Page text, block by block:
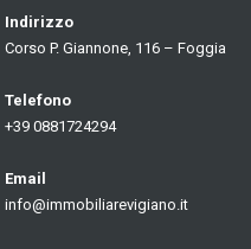
Indirizzo
Corso P. Giannone, 116 – Foggia
Telefono
+39 0881724294
Email
info@immobiliarevigiano.it